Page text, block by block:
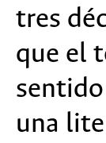
tres
que el
una